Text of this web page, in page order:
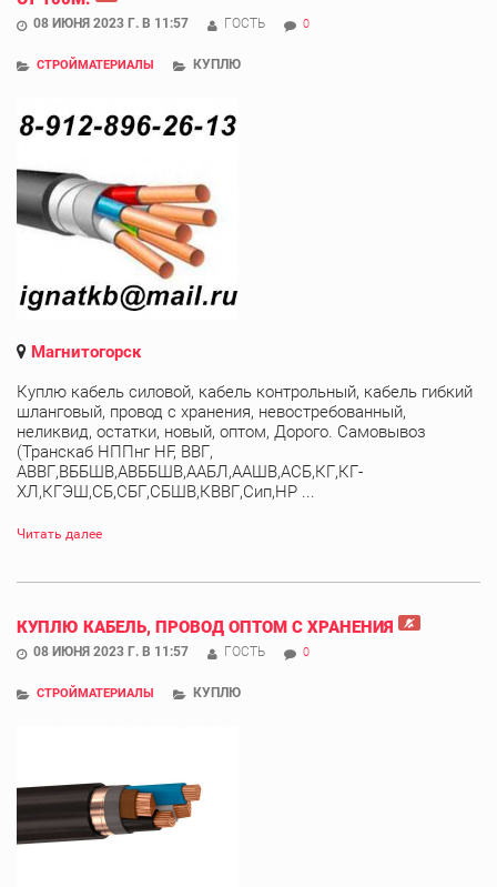
08 ИЮНЯ 2023 Г. В 11:57 ГОСТЬ 0
СТРОЙМАТЕРИАЛЫ КУПЛЮ
Магнитогорск
Куплю кабель силовой, кабель контрольный, кабель гибкий
шланговый, провод с хранения, невостребованный,
неликвид, остатки, новый, оптом, Дорого. Самовывоз
(Транскаб НППнг HF, ВВГ,
АВВГ,ВББШВ,АВББШВ,ААБЛ,ААШВ,АСБ,КГ,КГ-
ХЛ,КГЭШ,СБ,СБГ,СБШВ,КВВГ,Сип,НР ...
Читать далее
КУПЛЮ КАБЕЛЬ, ПРОВОД ОПТОМ С ХРАНЕНИЯ
08 ИЮНЯ 2023 Г. В 11:57 ГОСТЬ 0
СТРОЙМАТЕРИАЛЫ КУПЛЮ